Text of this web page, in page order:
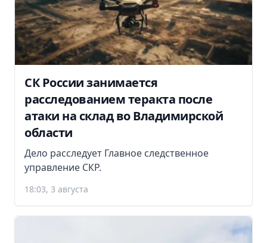
СК России занимается
расследованием теракта после
атаки на склад во Владимирской
области
Дело расследует Главное следственное
управление СКР.
18:03, 3 августа